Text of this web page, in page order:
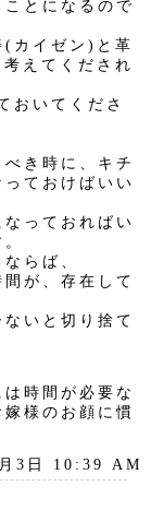
とになるので
(カイゼン)と革
えてくだされ
おいてくださ
き時に、キチ
ておけばいい
っておればい
らば、
が、存在して
いと切り捨て
時間が必要な
様のお顔に慣
3日 10:39 AM